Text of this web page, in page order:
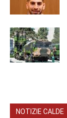
NOTIZIE CALDE